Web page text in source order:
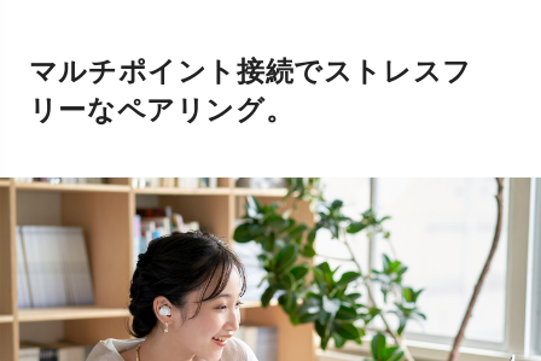
マルチポイント接続でストレスフ
リーなペアリング。